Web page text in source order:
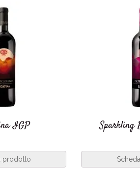
IGP
prodotto
Sparkling